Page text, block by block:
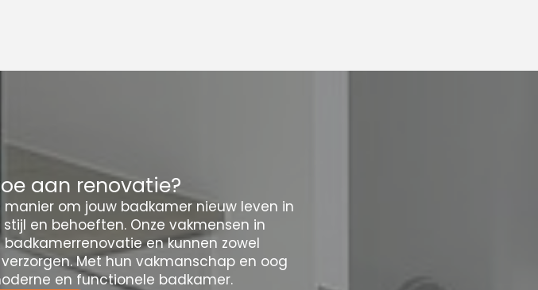
aan renovatie?
om jouw badkamer nieuw leven in
en behoeften. Onze vakmensen in
en kunnen zowel
Met hun vakmanschap en oog
en functionele badkamer.